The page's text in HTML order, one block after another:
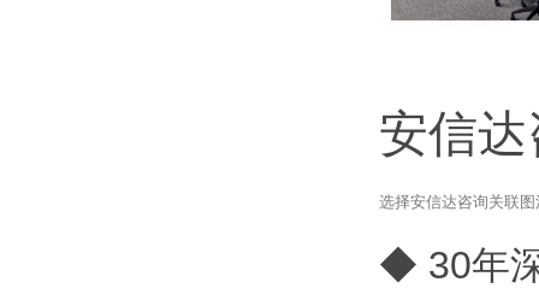
安信
选择安信达咨询关联
◆ 30年